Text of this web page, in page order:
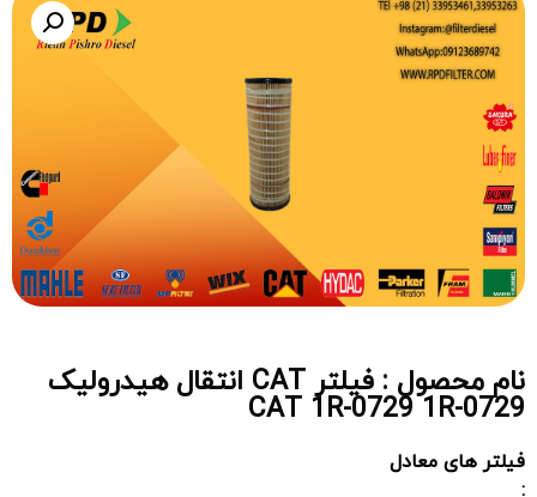
نام محصول : فیلتر CAT انتقال هیدرولیک
CAT 1R-0729 1R-0729
فیلتر های معادل
: